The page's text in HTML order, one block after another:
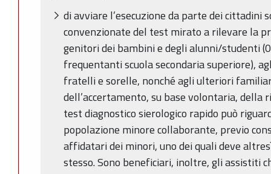
di avviare l’esecuzione da parte dei cittadini
convenzionate del test mirato a rilevare la
genitori dei bambini e degli alunni/studenti
frequentanti scuola secondaria superiore),
fratelli e sorelle, nonché agli ulteriori
dell’accertamento, su base volontaria,
test diagnostico sierologico rapido può
popolazione minore collaborante, previo
affidatari dei minori, uno dei quali deve
stesso. Sono beneficiari, inoltre, gli assistiti